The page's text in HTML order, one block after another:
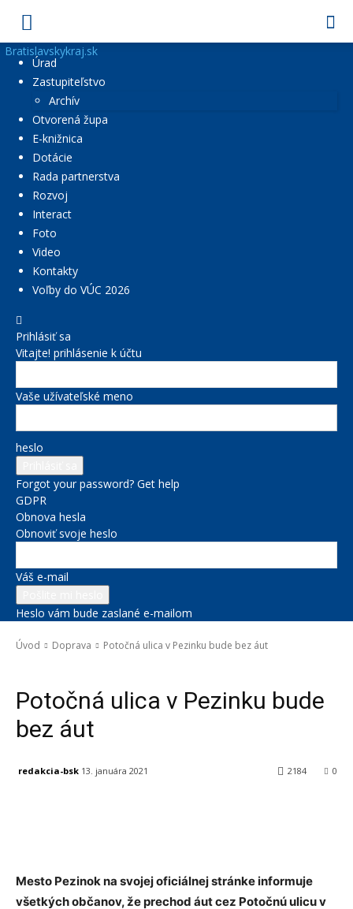
Bratislavskykraj.sk
Úrad
Zastupiteľstvo
Archív
Otvorená župa
E-knižnica
Dotácie
Rada partnerstva
Rozvoj
Interact
Foto
Video
Kontakty
Voľby do VÚC 2026
Prihlásiť sa
Vitajte! prihlásenie k účtu
Vaše užívateľské meno
heslo
Forgot your password? Get help
GDPR
Obnova hesla
Obnoviť svoje heslo
Váš e-mail
Heslo vám bude zaslané e-mailom
Úvod Doprava Potočná ulica v Pezinku bude bez áut
Potočná ulica v Pezinku bude
bez áut
redakcia-bsk 13. januára 2021 0
2184
Mesto Pezinok na svojej oficiálnej stránke informuje
všetkých občanov, že prechod áut cez Potočnú ulicu v